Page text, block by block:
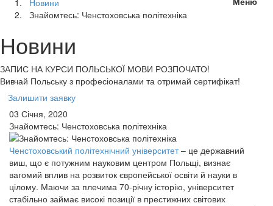
Новини
Знайомтесь: Ченстоховська політехніка
Новини
ЗАПИС НА КУРСИ ПОЛЬСЬКОЇ МОВИ РОЗПОЧАТО!
Вивчай Польську з професіоналами та отримай сертифікат!
Залишити заявку
03 Січня, 2020
Знайомтесь: Ченстоховська політехніка
Ченстоховський політехнічний університет– це державний
виш, що є потужним науковим центром Польщі, визнає
вагомий вплив на розвиток європейської освіти й науки в
цілому. Маючи за плечима 70-річну історію, університет
стабільно займає високі позиції в престижних світових